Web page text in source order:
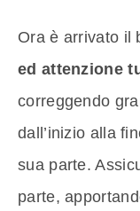
Ora è arrivato il
ed attenzione
correggendo
dall’inizio alla
sua parte.
parte,